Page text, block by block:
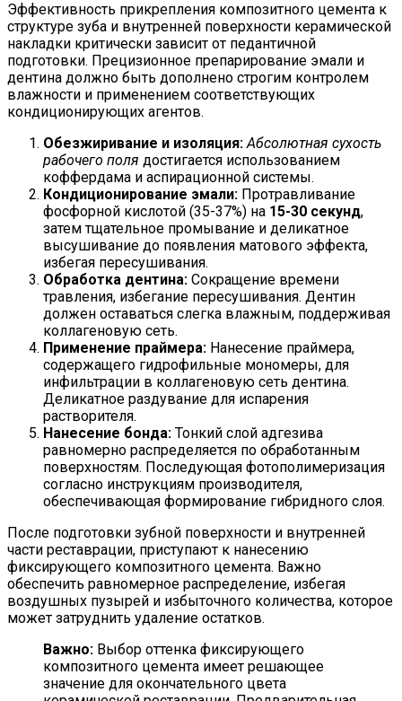
Эффективность прикрепления композитного цемента к
структуре зуба и внутренней поверхности керамической
накладки критически зависит от педантичной
подготовки. Прецизионное препарирование эмали и
дентина должно быть дополнено строгим контролем
влажности и применением соответствующих
кондиционирующих агентов.
Обезжиривание и изоляция: Абсолютная сухость
рабочего поля достигается использованием
коффердама и аспирационной системы.
Кондиционирование эмали: Протравливание
фосфорной кислотой (35-37%) на 15-30 секунд,
затем тщательное промывание и деликатное
высушивание до появления матового эффекта,
избегая пересушивания.
Обработка дентина: Сокращение времени
травления, избегание пересушивания. Дентин
должен оставаться слегка влажным, поддерживая
коллагеновую сеть.
Применение праймера: Нанесение праймера,
содержащего гидрофильные мономеры, для
инфильтрации в коллагеновую сеть дентина.
Деликатное раздувание для испарения
растворителя.
Нанесение бонда: Тонкий слой адгезива
равномерно распределяется по обработанным
поверхностям. Последующая фотополимеризация
согласно инструкциям производителя,
обеспечивающая формирование гибридного слоя.
После подготовки зубной поверхности и внутренней
части реставрации, приступают к нанесению
фиксирующего композитного цемента. Важно
обеспечить равномерное распределение, избегая
воздушных пузырей и избыточного количества, которое
может затруднить удаление остатков.
Важно: Выбор оттенка фиксирующего
композитного цемента имеет решающее
значение для окончательного цвета